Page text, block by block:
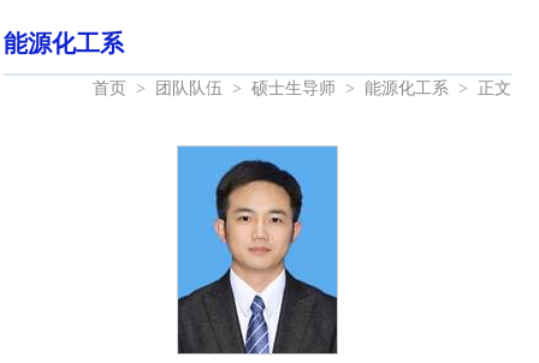
能源化工系
首页 > 团队队伍 > 硕士生导师 > 能源化工系 > 正文